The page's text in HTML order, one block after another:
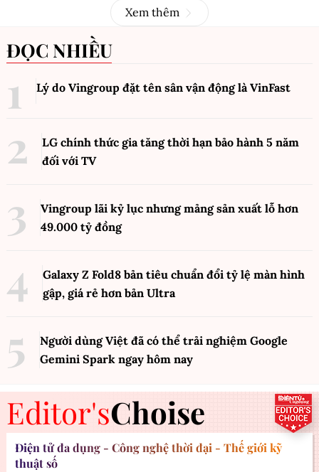
Xem thêm
ĐỌC NHIỀU
Lý do Vingroup đặt tên sân vận động là VinFast
LG chính thức gia tăng thời hạn bảo hành 5 năm
đối với TV
Vingroup lãi kỷ lục nhưng mảng sản xuất lỗ hơn
49.000 tỷ đồng
Galaxy Z Fold8 bản tiêu chuẩn đổi tỷ lệ màn hình
gập, giá rẻ hơn bản Ultra
Người dùng Việt đã có thể trải nghiệm Google
Gemini Spark ngay hôm nay
Editor'sChoise
Điện tử đa dụng - Công nghệ thời đại - Thế giới kỹ
thuật số